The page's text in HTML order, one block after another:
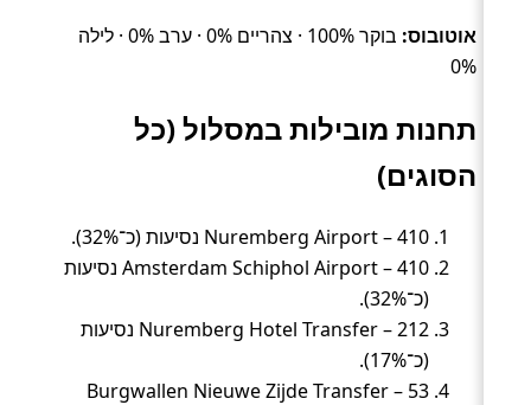
אוטובוס:
בוקר 100% · צהריים 0% · ערב 0% · לילה
0%
תחנות מובילות במסלול (כל
הסוגים)
Nuremberg Airport – 410 נסיעות (כ־32%).
Amsterdam Schiphol Airport – 410 נסיעות
(כ־32%).
Nuremberg Hotel Transfer – 212 נסיעות
(כ־17%).
Burgwallen Nieuwe Zijde Transfer – 53